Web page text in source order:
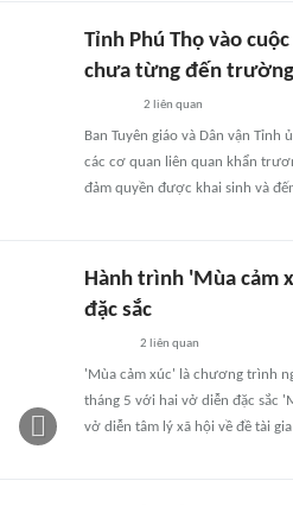
Tỉnh Phú Thọ vào
chưa từng đến trường
2 liên quan
Ban Tuyên giáo và Dân vận
các cơ quan liên quan khẩn
đảm quyền được khai sinh và
Hành trình 'Mùa cảm
đặc sắc
2 liên quan
'Mùa cảm xúc' là chương trình
tháng 5 với hai vở diễn đặc sắc
vở diễn tâm lý xã hội về đề tài